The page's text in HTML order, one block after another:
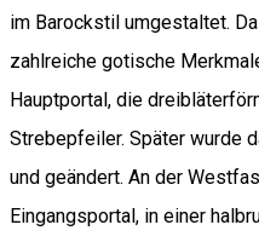
im Barockstil umgestaltet.
zahlreiche gotische
Hauptportal, die
Strebepfeiler. Später wurde
und geändert. An der
Eingangsportal, in einer